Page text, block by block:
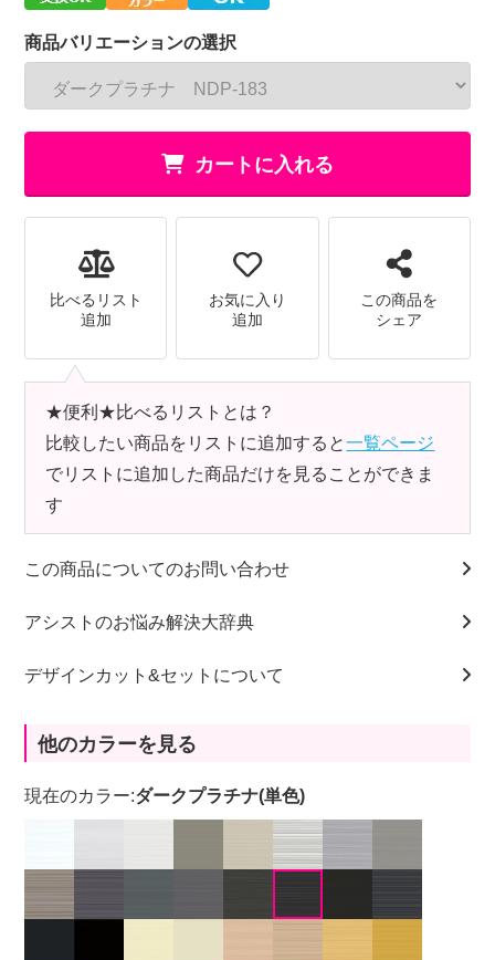
商品バリエーションの選択
カートに入れる
比べるリスト
追加
お気に入り
追加
この商品を
シェア
★便利★比べるリストとは？
比較したい商品をリストに追加すると一覧ページ
でリストに追加した商品だけを見ることができま
す
この商品についてのお問い合わせ
アシストのお悩み解決大辞典
デザインカット&セットについて
他のカラーを見る
現在のカラー:ダークプラチナ(単色)